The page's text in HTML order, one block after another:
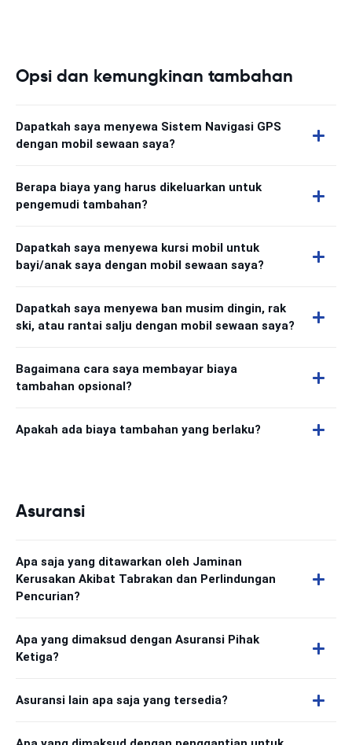
Opsi dan kemungkinan tambahan
Dapatkah saya menyewa Sistem Navigasi GPS
dengan mobil sewaan saya?
Berapa biaya yang harus dikeluarkan untuk
pengemudi tambahan?
Dapatkah saya menyewa kursi mobil untuk
bayi/anak saya dengan mobil sewaan saya?
Dapatkah saya menyewa ban musim dingin, rak
ski, atau rantai salju dengan mobil sewaan saya?
Bagaimana cara saya membayar biaya
tambahan opsional?
Apakah ada biaya tambahan yang berlaku?
Asuransi
Apa saja yang ditawarkan oleh Jaminan
Kerusakan Akibat Tabrakan dan Perlindungan
Pencurian?
Apa yang dimaksud dengan Asuransi Pihak
Ketiga?
Asuransi lain apa saja yang tersedia?